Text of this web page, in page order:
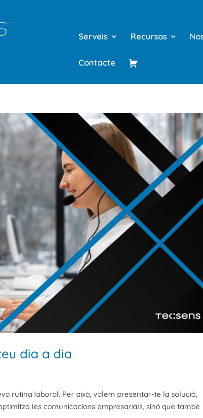
Serveis Recursos
Contacte
dia a dia
rutina laboral. Per això, volem presentar-te la solució,
les comunicacions empresarials, sinó que també